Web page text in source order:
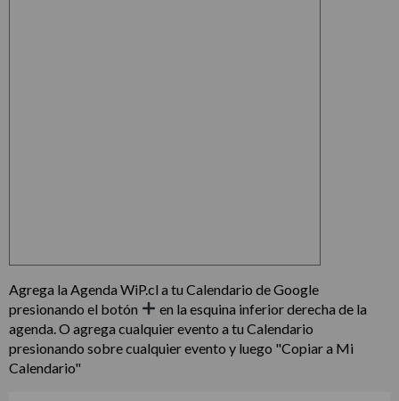
Agrega la Agenda WiP.cl a tu Calendario de Google
presionando el botón
en la esquina inferior derecha de la
agenda. O agrega cualquier evento a tu Calendario
presionando sobre cualquier evento y luego "Copiar a Mi
Calendario"